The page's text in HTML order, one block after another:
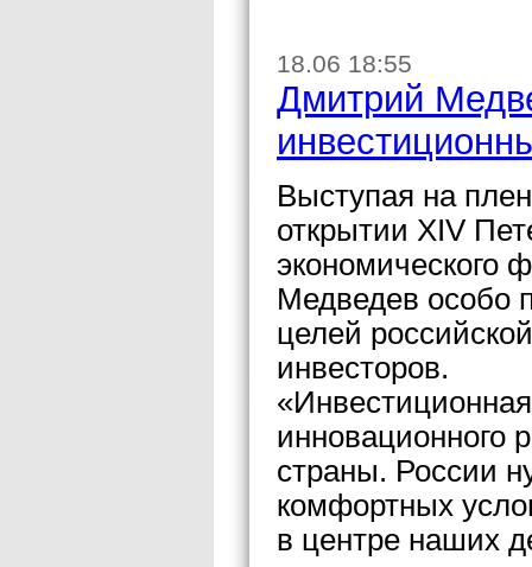
18.06 18:55
Дмитрий
Выступая на
открытии XIV
экономического
Медведев особо
целей
инвесторов.
инновационного
страны. России
комфортных
в центре наших